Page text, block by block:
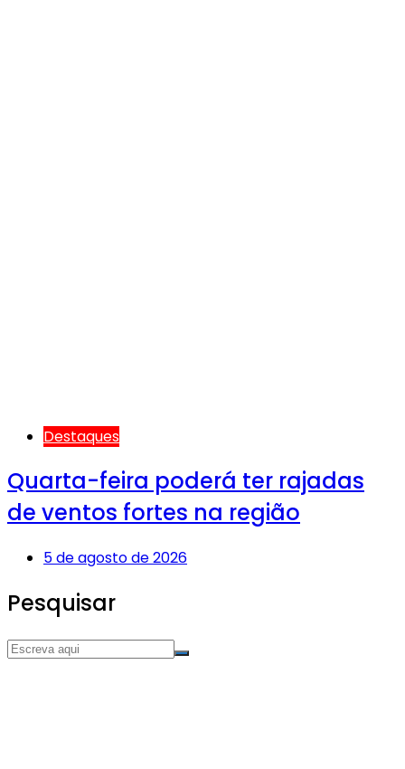
Destaques
Quarta-feira poderá ter rajadas
de ventos fortes na região
5 de agosto de 2026
Pesquisar